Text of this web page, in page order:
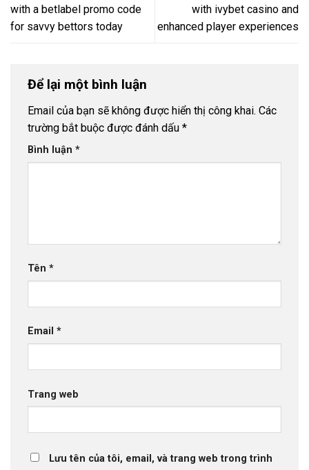
with a betlabel promo code
for savvy bettors today
with ivybet casino and
enhanced player experiences
Để lại một bình luận
Email của bạn sẽ không được hiển thị công khai. Các
trường bắt buộc được đánh dấu *
Bình luận *
Tên *
Email *
Trang web
Lưu tên của tôi, email, và trang web trong trình